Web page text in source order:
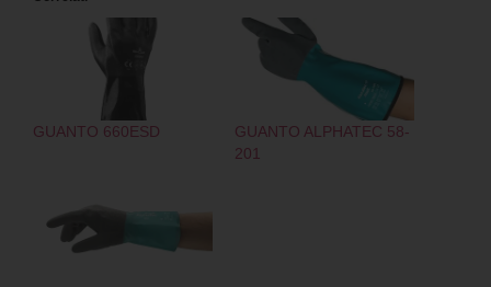
GUANTO 660ESD
GUANTO ALPHATEC 58-
201